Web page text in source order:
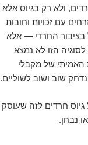
ולא רק בגיוס אלא
עם זכויות וחובות
בציבור החרדי — אלא
הזו לא נמצא
האמיתי של מקבלי
שוב ושוב לשוליים.
חרדים לזה שעוסק
נבחן.